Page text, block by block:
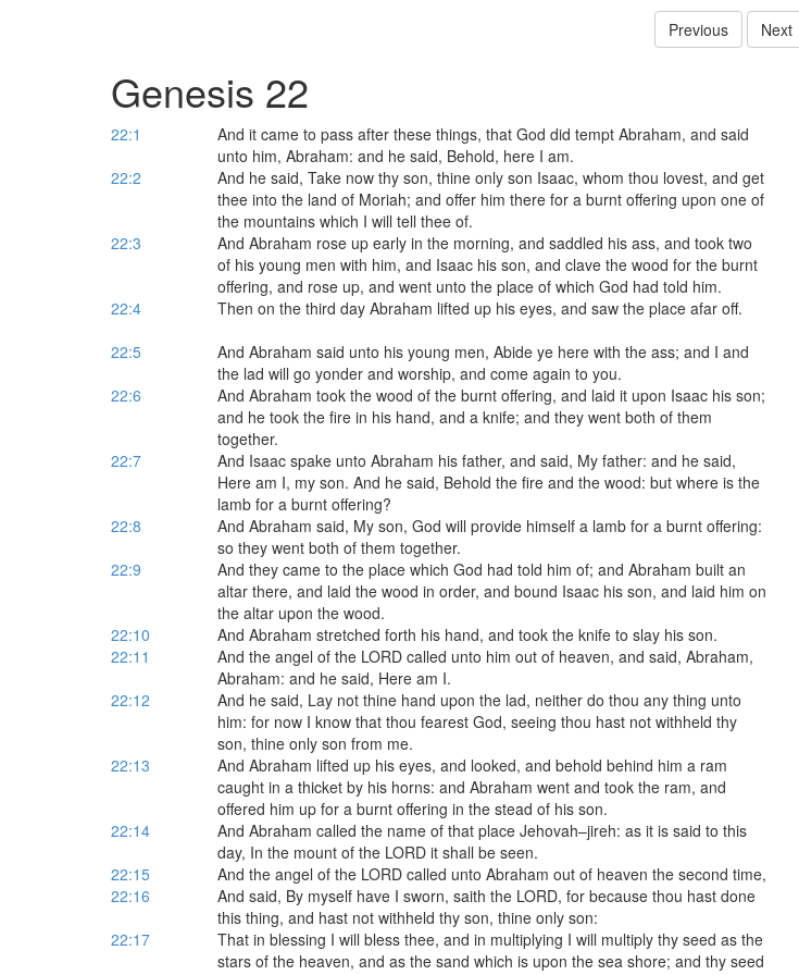
Previous Next
Genesis 22
22:1
And it came to pass after these things, that God did tempt Abraham, and said
unto him, Abraham: and he said, Behold, here I am.
22:2
And he said, Take now thy son, thine only son Isaac, whom thou lovest, and get
thee into the land of Moriah; and offer him there for a burnt offering upon one of
the mountains which I will tell thee of.
22:3
And Abraham rose up early in the morning, and saddled his ass, and took two
of his young men with him, and Isaac his son, and clave the wood for the burnt
offering, and rose up, and went unto the place of which God had told him.
22:4
Then on the third day Abraham lifted up his eyes, and saw the place afar off.
22:5
And Abraham said unto his young men, Abide ye here with the ass; and I and
the lad will go yonder and worship, and come again to you.
22:6
And Abraham took the wood of the burnt offering, and laid it upon Isaac his son;
and he took the fire in his hand, and a knife; and they went both of them
together.
22:7
And Isaac spake unto Abraham his father, and said, My father: and he said,
Here am I, my son. And he said, Behold the fire and the wood: but where is the
lamb for a burnt offering?
22:8
And Abraham said, My son, God will provide himself a lamb for a burnt offering:
so they went both of them together.
22:9
And they came to the place which God had told him of; and Abraham built an
altar there, and laid the wood in order, and bound Isaac his son, and laid him on
the altar upon the wood.
22:10
And Abraham stretched forth his hand, and took the knife to slay his son.
22:11
And the angel of the LORD called unto him out of heaven, and said, Abraham,
Abraham: and he said, Here am I.
22:12
And he said, Lay not thine hand upon the lad, neither do thou any thing unto
him: for now I know that thou fearest God, seeing thou hast not withheld thy
son, thine only son from me.
22:13
And Abraham lifted up his eyes, and looked, and behold behind him a ram
caught in a thicket by his horns: and Abraham went and took the ram, and
offered him up for a burnt offering in the stead of his son.
22:14
And Abraham called the name of that place Jehovah–jireh: as it is said to this
day, In the mount of the LORD it shall be seen.
22:15
And the angel of the LORD called unto Abraham out of heaven the second time,
22:16
And said, By myself have I sworn, saith the LORD, for because thou hast done
this thing, and hast not withheld thy son, thine only son:
22:17
That in blessing I will bless thee, and in multiplying I will multiply thy seed as the
stars of the heaven, and as the sand which is upon the sea shore; and thy seed